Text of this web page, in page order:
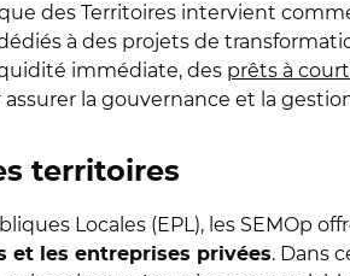
des Territoires intervient
à des projets de
immédiate, des prêts à
la gouvernance et la
territoires
Locales (EPL), les SEMOp
et les entreprises privées. Dans